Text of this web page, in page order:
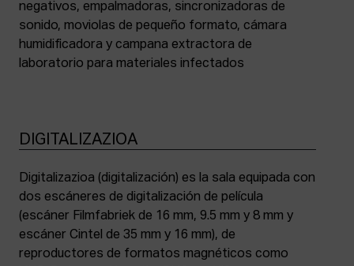
negativos, empalmadoras, sincronizadoras de
sonido, moviolas de pequeño formato, cámara
humidificadora y campana extractora de
laboratorio para materiales infectados
DIGITALIZAZIOA
Digitalizazioa (digitalización) es la sala equipada con
dos escáneres de digitalización de película
(escáner Filmfabriek de 16 mm, 9.5 mm y 8 mm y
escáner Cintel de 35 mm y 16 mm), de
reproductores de formatos magnéticos como